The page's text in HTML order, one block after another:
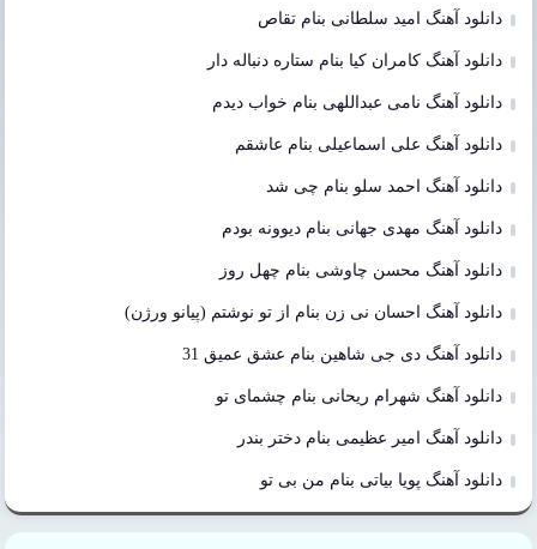
دانلود آهنگ امید سلطانی بنام تقاص
دانلود آهنگ کامران کیا بنام ستاره دنباله دار
دانلود آهنگ نامی عبداللهی بنام خواب دیدم
دانلود آهنگ علی اسماعیلی بنام عاشقم
دانلود آهنگ احمد سلو بنام چی شد
دانلود آهنگ مهدی جهانی بنام دیوونه بودم
دانلود آهنگ محسن چاوشی بنام چهل روز
دانلود آهنگ احسان نی زن بنام از تو نوشتم (پیانو ورژن)
دانلود آهنگ دی جی شاهین بنام عشق عمیق 31
دانلود آهنگ شهرام ریحانی بنام چشمای تو
دانلود آهنگ امیر عظیمی بنام دختر بندر
دانلود آهنگ پویا بیاتی بنام من بی تو